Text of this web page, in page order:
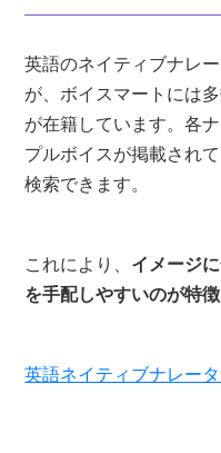
英語のネイティブナレ
が、ボイスマートには
が在籍しています。各
プルボイスが掲載され
検索できます。​
これにより、 イメージ
を手配しやすいのが特徴
英語ネイティブナレー